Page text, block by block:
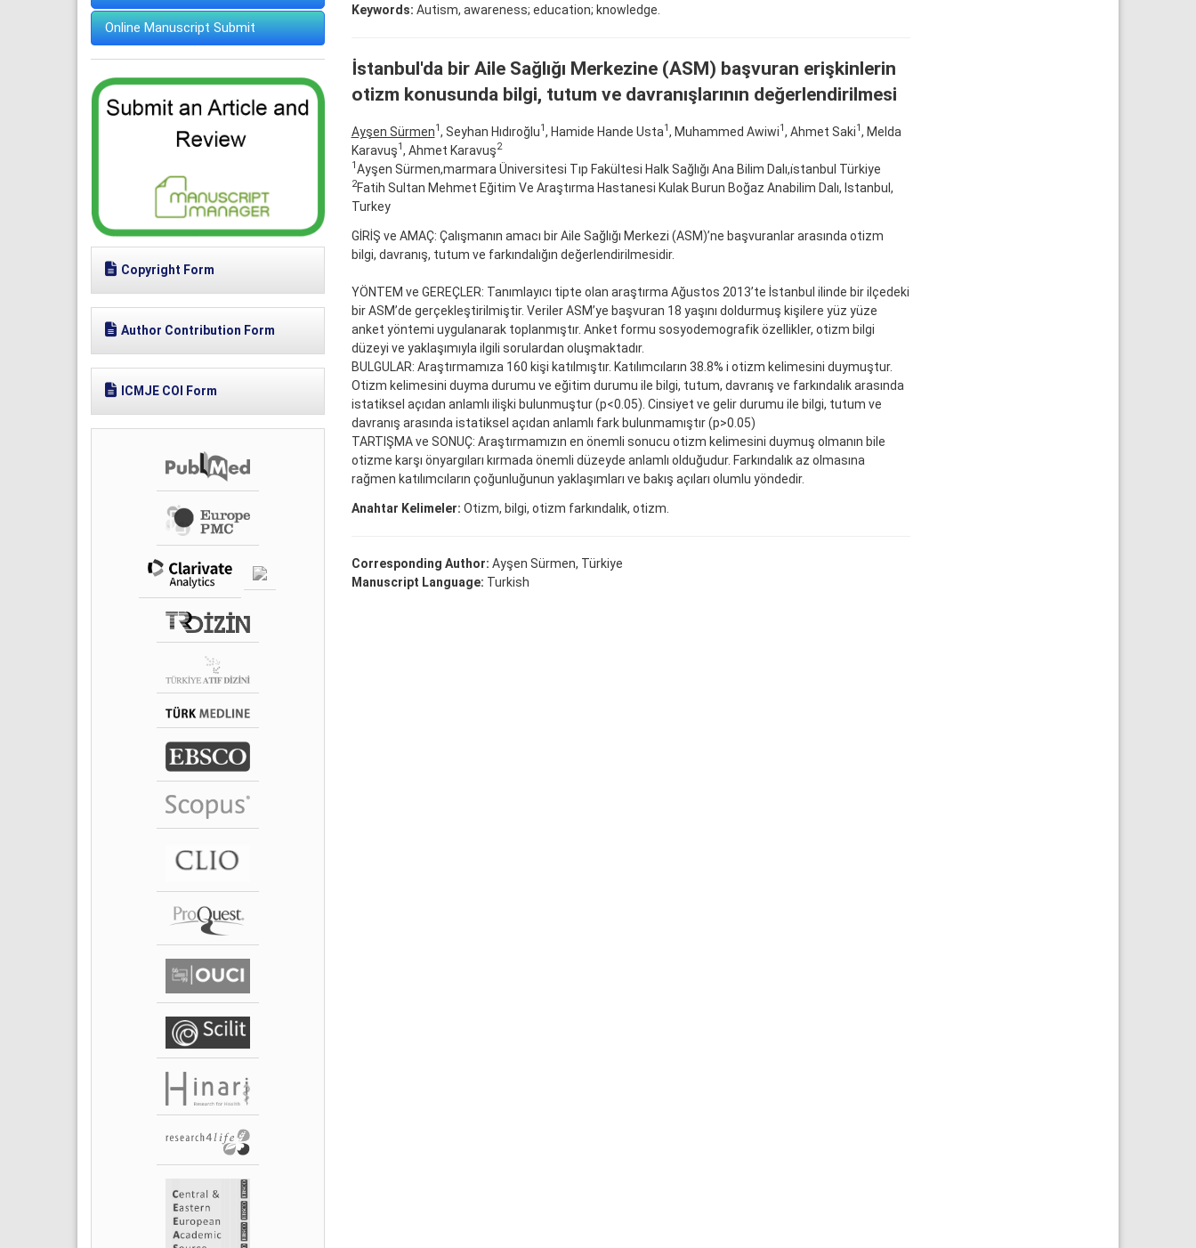
Online Manuscript Submit
Copyright Form
Author Contribution Form
ICMJE COI Form
Keywords: Autism, awareness; education; knowledge.
İstanbul'da bir Aile Sağlığı Merkezine (ASM) başvuran erişkinlerin
otizm konusunda bilgi, tutum ve davranışlarının değerlendirilmesi
Ayşen Sürmen1 , Seyhan Hıdıroğlu1 , Hamide Hande Usta1 , Muhammed Awiwi1 , Ahmet Saki1 , Melda
Karavuş1 , Ahmet Karavuş2
1 Ayşen Sürmen,marmara Üniversitesi Tıp Fakültesi Halk Sağlığı Ana Bilim Dalı,i̇stanbul Türkiye
2Fatih Sultan Mehmet Eğitim Ve Araştırma Hastanesi Kulak Burun Boğaz Anabilim Dalı, Istanbul,
Turkey
GİRİŞ ve AMAÇ: Çalışmanın amacı bir Aile Sağlığı Merkezi (ASM)’ne başvuranlar arasında otizm
bilgi, davranış, tutum ve farkındalığın değerlendirilmesidir.
YÖNTEM ve GEREÇLER: Tanımlayıcı tipte olan araştırma Ağustos 2013’te İstanbul ilinde bir ilçedeki
bir ASM’de gerçekleştirilmiştir. Veriler ASM’ye başvuran 18 yaşını doldurmuş kişilere yüz yüze
anket yöntemi uygulanarak toplanmıştır. Anket formu sosyodemografik özellikler, otizm bilgi
düzeyi ve yaklaşımıyla ilgili sorulardan oluşmaktadır.
BULGULAR: Araştırmamıza 160 kişi katılmıştır. Katılımcıların 38.8% i otizm kelimesini duymuştur.
Otizm kelimesini duyma durumu ve eğitim durumu ile bilgi, tutum, davranış ve farkındalık arasında
istatiksel açıdan anlamlı ilişki bulunmuştur (p<0.05). Cinsiyet ve gelir durumu ile bilgi, tutum ve
davranış arasında istatiksel açıdan anlamlı fark bulunmamıştır (p>0.05)
TARTIŞMA ve SONUÇ: Araştırmamızın en önemli sonucu otizm kelimesini duymuş olmanın bile
otizme karşı önyargıları kırmada önemli düzeyde anlamlı olduğudur. Farkındalık az olmasına
rağmen katılımcıların çoğunluğunun yaklaşımları ve bakış açıları olumlu yöndedir.
Anahtar Kelimeler: Otizm, bilgi, otizm farkındalık, otizm.
Corresponding Author: Ayşen Sürmen, Türkiye
Manuscript Language: Turkish